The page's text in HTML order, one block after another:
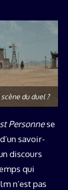
du duel ?
Personnese
savoir-
discours
qui
n’est pas